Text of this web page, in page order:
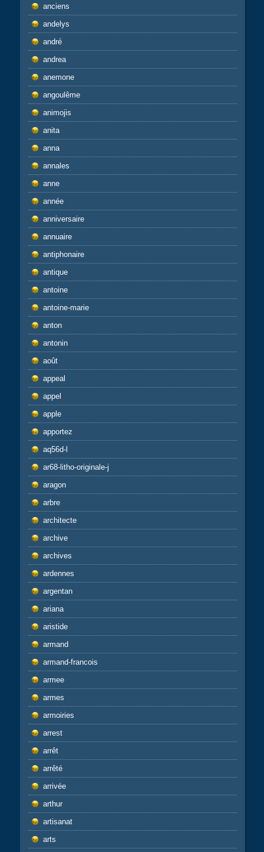
anciens
andelys
andré
andrea
anemone
angoulême
animojis
anita
anna
annales
anne
année
anniversaire
annuaire
antiphonaire
antique
antoine
antoine-marie
anton
antonin
août
appeal
appel
apple
apportez
aq56d-l
ar68-litho-originale-j
aragon
arbre
architecte
archive
archives
ardennes
argentan
ariana
aristide
armand
armand-francois
armee
armes
armoiries
arrest
arrêt
arrêté
arrivée
arthur
artisanat
arts